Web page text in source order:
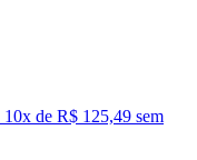
10x de R$ 125,49 sem